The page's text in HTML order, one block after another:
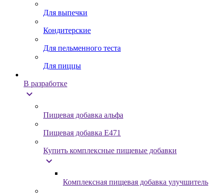
Для выпечки
Кондитерские
Для пельменного теста
Для пиццы
В разработке
expand_more
Пищевая добавка альфа
Пищевая добавка Е471
Купить комплексные пищевые добавки
expand_more
Комплексная пищевая добавка улучшитель